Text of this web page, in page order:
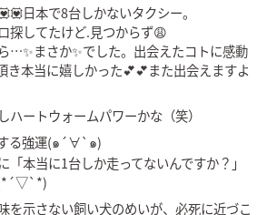
日本で8台しかないタクシー。
探してたけど.見つからず😩
…✨まさか✨でした。出会えたコトに感動
き本当に嬉しかった💕💕また出会えますよ
ハートウォームパワーかな（笑）
る強運(๑´∀`๑)
「本当に1台しか走ってないんですか？」
(*´▽`*)
を示さない飼い犬のめいが、必死に近づこ